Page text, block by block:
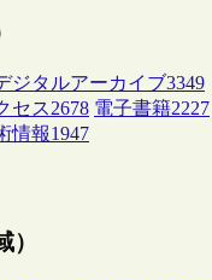
ジタルアーカイブ3349
セス2678 電子書籍2227
情報1947